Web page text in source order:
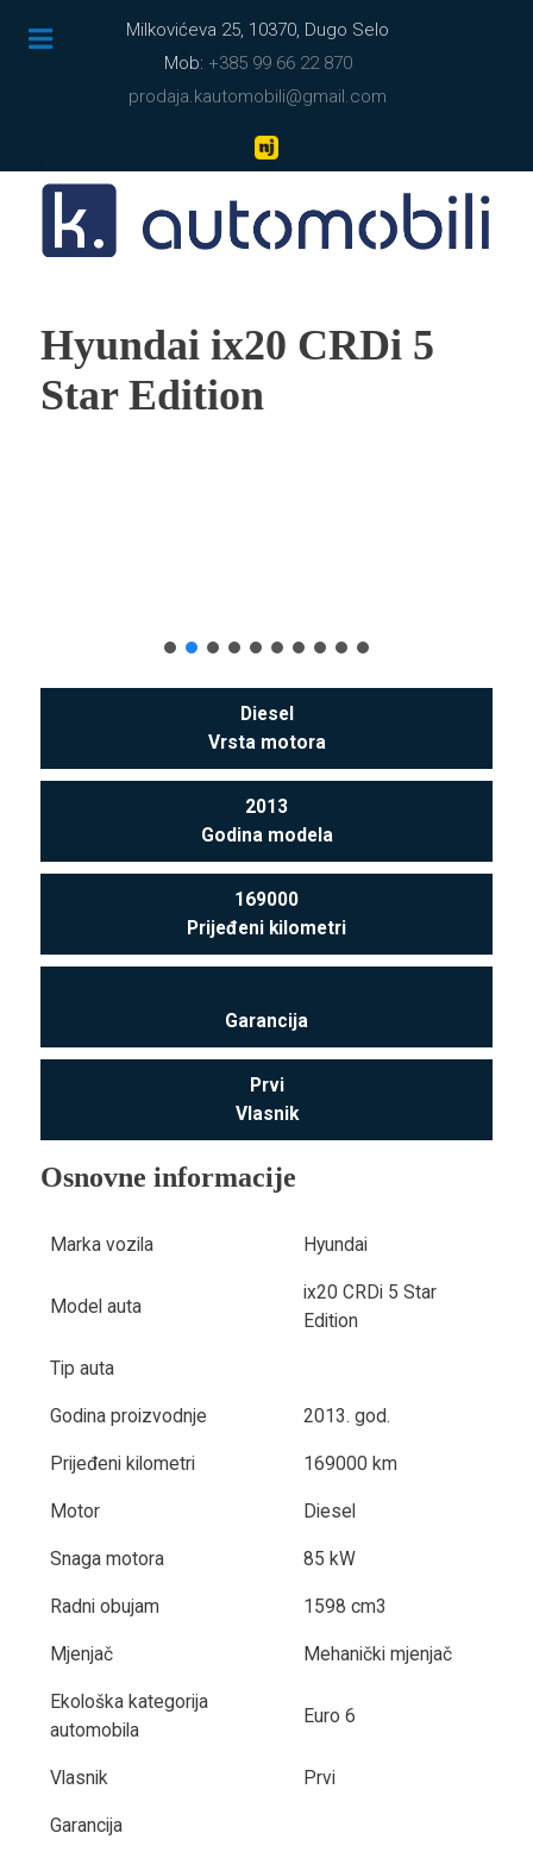
Milkovićeva 25, 10370, Dugo Selo
Mob: +385 99 66 22 870
prodaja.kautomobili@gmail.com
Hyundai ix20 CRDi 5
Star Edition
Diesel
Vrsta motora
2013
Godina modela
169000
Prijeđeni kilometri
Garancija
Prvi
Vlasnik
Osnovne informacije
Marka vozila Hyundai
Model auta
ix20 CRDi 5 Star
Edition
Tip auta
Godina proizvodnje 2013. god.
Prijeđeni kilometri 169000 km
Motor Diesel
Snaga motora 85 kW
Radni obujam 1598 cm3
Mjenjač Mehanički mjenjač
Ekološka kategorija
automobila
Euro 6
Vlasnik Prvi
Garancija